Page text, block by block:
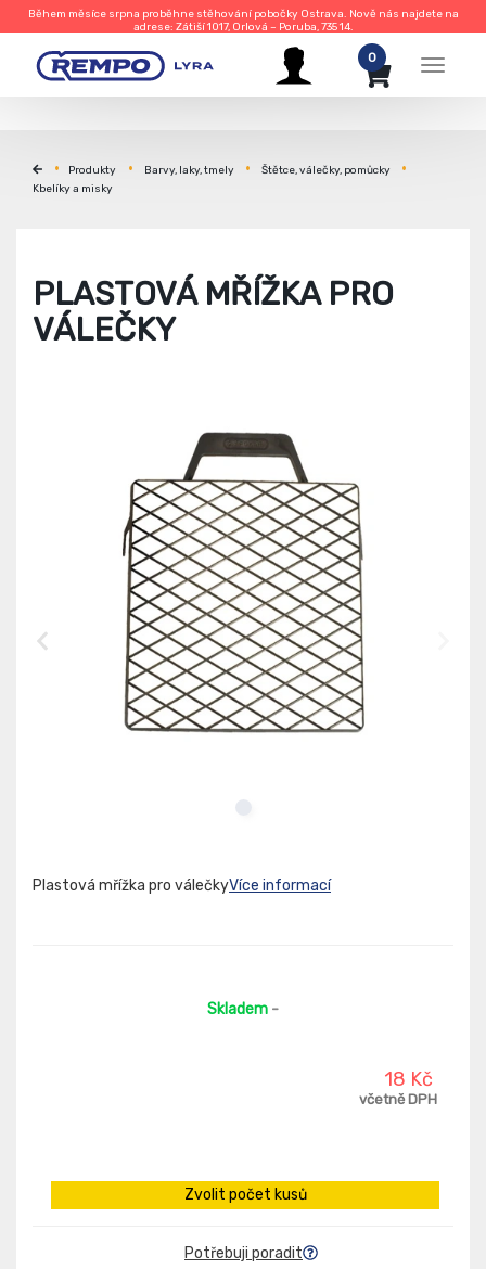
Během měsíce srpna proběhne stěhování pobočky Ostrava. Nově nás najdete na
adrese: Zátiší 1017, Orlová – Poruba, 735 14.
Menu
0
Produkty Barvy, laky, tmely
Štětce, válečky, pomůcky
Kbelíky a misky
PLASTOVÁ MŘÍŽKA PRO
VÁLEČKY
Plastová mřížka pro válečkyVíce informací
Skladem -
18 Kč
včetně DPH
Zvolit počet kusů
Potřebuji poradit